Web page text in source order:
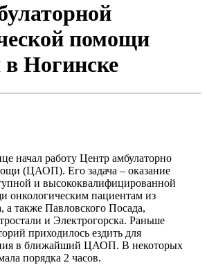
помощи
Ногинске
начал работу Центр амбулаторно
(ЦАОП). Его задача – оказание
и высококвалифицированной
онкологическим пациентам из
а также Павловского Посада,
и Электрогорска. Раньше
приходилось ездить для
в ближайший ЦАОП. В некоторых
порядка 2 часов.